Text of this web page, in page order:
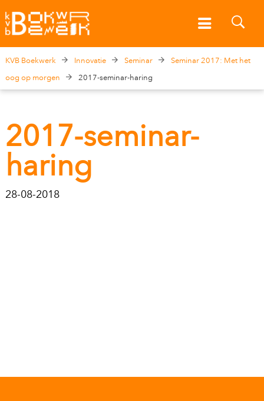
KVB Boekwerk Innovatie Seminar
Seminar 2017: Met het
oog op morgen
2017-seminar-haring
2017-seminar-
haring
28-08-2018